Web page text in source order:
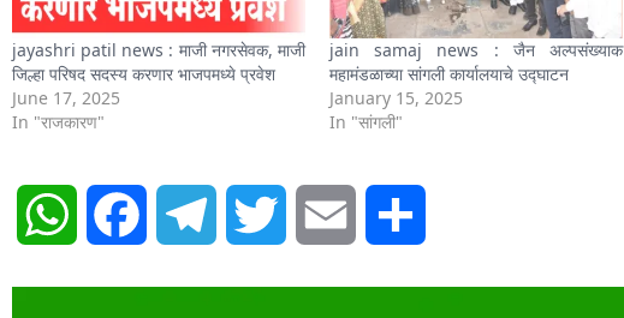
jayashri patil news : माजी नगरसेवक, माजी
जिल्हा परिषद सदस्य करणार भाजपमध्ये प्रवेश
June 17, 2025
In "राजकारण"
jain samaj news : जैन अल्पसंख्याक
महामंडळाच्या सांगली कार्यालयाचे उद्घाटन
January 15, 2025
In "सांगली"
WhatsAppFacebook Telegram Twitter Email